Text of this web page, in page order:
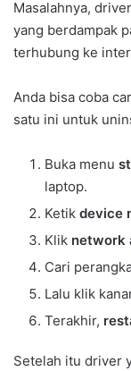
Masalahnya,
yang berdampak
terhubung ke
Anda bisa coba
satu ini untuk
Buka menu
laptop.
Ketik device
Klik network
Cari
Lalu klik
Terakhir,
Setelah itu driver